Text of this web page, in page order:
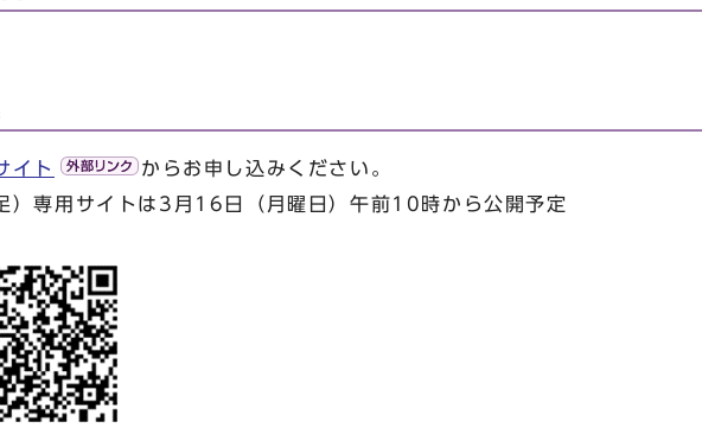
イト
からお申し込みください。
）専用サイトは3月16日（月曜日）午前10時から公開予定